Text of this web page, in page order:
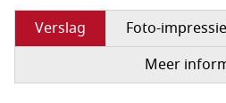
Verslag Foto-impressie
Meer